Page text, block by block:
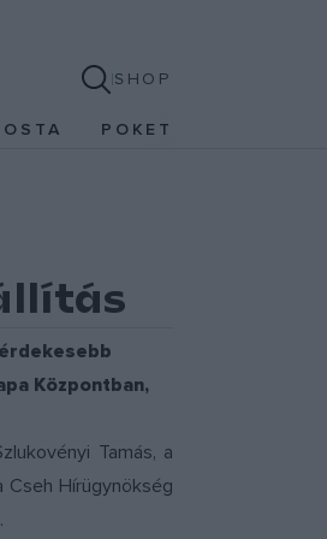
SHOP
POKET
Központban,
Tamás, a
Cseh Hírügynökség